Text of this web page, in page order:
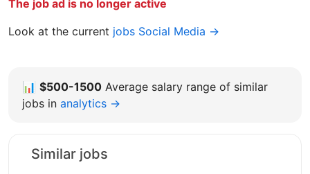
The job ad is no longer active
Look at the current jobs Social Media →
📊 $500-1500 Average salary range of similar
jobs in analytics →
Similar jobs